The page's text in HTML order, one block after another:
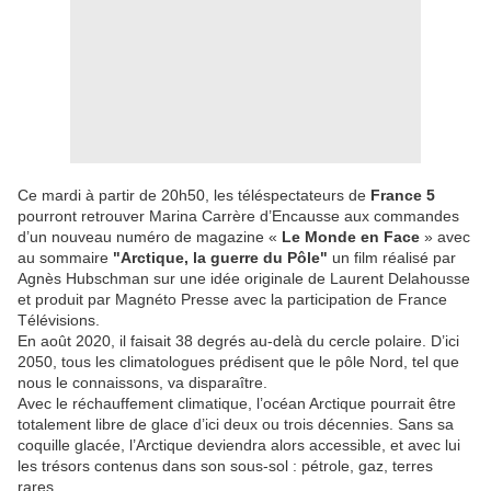
Ce mardi à partir de 20h50, les téléspectateurs de France 5
pourront retrouver Marina Carrère d’Encausse aux commandes
d’un nouveau numéro de magazine « Le Monde en Face » avec
au sommaire "Arctique, la guerre du Pôle" un film réalisé par
Agnès Hubschman sur une idée originale de Laurent Delahousse
et produit par Magnéto Presse avec la participation de France
Télévisions.
En août 2020, il faisait 38 degrés au-delà du cercle polaire. D’ici
2050, tous les climatologues prédisent que le pôle Nord, tel que
nous le connaissons, va disparaître.
Avec le réchauffement climatique, l’océan Arctique pourrait être
totalement libre de glace d’ici deux ou trois décennies. Sans sa
coquille glacée, l’Arctique deviendra alors accessible, et avec lui
les trésors contenus dans son sous-sol : pétrole, gaz, terres
rares…